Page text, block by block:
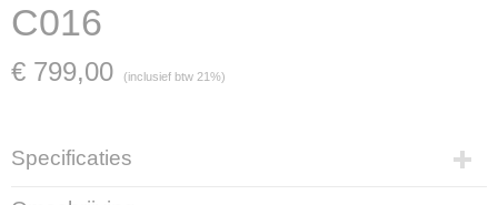
C016
€ 799,00 (inclusief btw 21%)
Specificaties
Artikelnummer